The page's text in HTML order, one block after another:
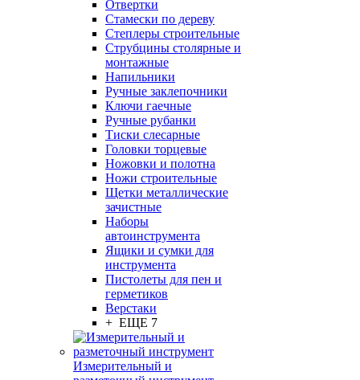
Отвертки
Стамески по дереву
Степлеры строительные
Струбцины столярные и
монтажные
Напильники
Ручные заклепочники
Ключи гаечные
Ручные рубанки
Тиски слесарные
Головки торцевые
Ножовки и полотна
Ножи строительные
Щетки металлические
зачистные
Наборы
автоинструмента
Ящики и сумки для
инструмента
Пистолеты для пен и
герметиков
Верстаки
+ ЕЩЕ 7
Измерительный и